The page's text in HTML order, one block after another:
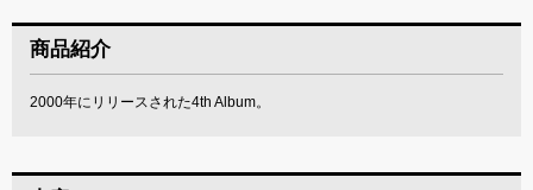
商品紹介
2000年にリリースされた4th Album。